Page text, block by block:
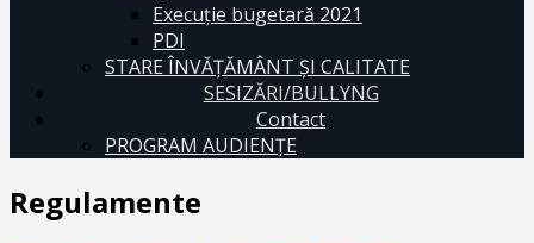
Execuţie bugetară 2021
PDI
STARE ÎNVĂȚĂMÂNT ȘI CALITATE
SESIZĂRI/BULLYNG
Contact
PROGRAM AUDIENŢE
Regulamente